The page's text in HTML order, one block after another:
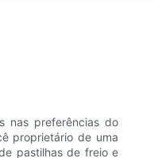
nas preferências do
proprietário de uma
pastilhas de freio e